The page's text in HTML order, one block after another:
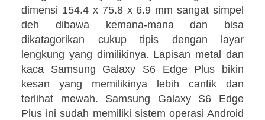
dimensi 154.4 x 75.8 x 6.9 mm sangat simpel
deh dibawa kemana-mana dan bisa
dikatagorikan cukup tipis dengan layar
lengkung yang dimilikinya. Lapisan metal dan
kaca Samsung Galaxy S6 Edge Plus bikin
kesan yang memilikinya lebih cantik dan
terlihat mewah. Samsung Galaxy S6 Edge
Plus ini sudah memiliki sistem operasi Android